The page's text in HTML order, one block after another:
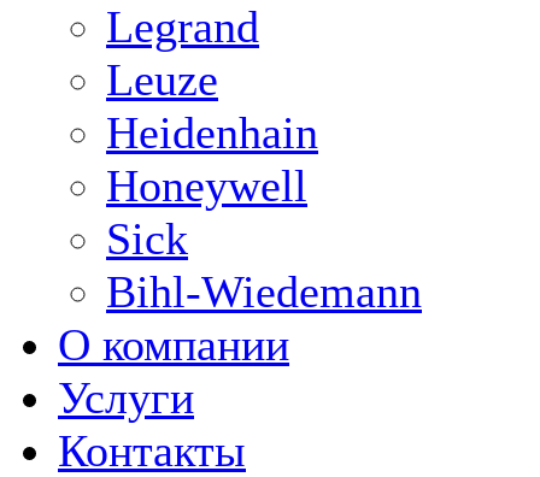
Legrand
Leuze
Heidenhain
Honeywell
Sick
Bihl-Wiedemann
О компании
Услуги
Контакты